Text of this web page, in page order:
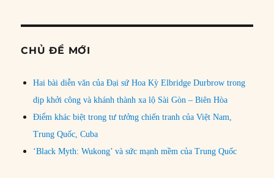
CHỦ ĐỀ MỚI
Hai bài diễn văn của Đại sứ Hoa Kỳ Elbridge Durbrow trong
dịp khởi công và khánh thành xa lộ Sài Gòn – Biên Hòa
Điểm khác biệt trong tư tưởng chiến tranh của Việt Nam,
Trung Quốc, Cuba
‘Black Myth: Wukong’ và sức mạnh mềm của Trung Quốc